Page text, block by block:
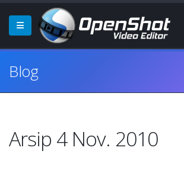
Blog
Arsip 4 Nov. 2010